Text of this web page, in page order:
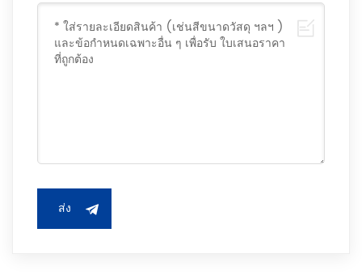
ส่ง